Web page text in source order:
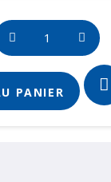
PANIER